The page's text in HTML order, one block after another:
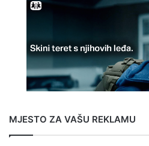
MJESTO ZA VAŠU REKLAMU